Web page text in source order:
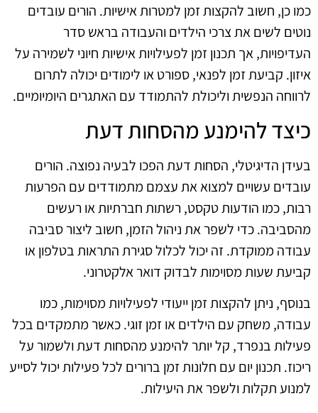
כמו כן, חשוב להקצות זמן למטרות אישיות. הורים עובדים
נוטים לשים את צרכי הילדים והעבודה בראש סדר
העדיפויות, אך תכנון זמן לפעילויות אישיות חיוני לשמירה על
איזון. קביעת זמן לפנאי, ספורט או לימודים יכולה לתרום
לרווחה הנפשית וליכולת להתמודד עם האתגרים היומיומיים.
כיצד להימנע מהסחות דעת
בעידן הדיגיטלי, הסחות דעת הפכו לבעיה נפוצה. הורים
עובדים עשויים למצוא את עצמם מתמודדים עם הפרעות
רבות, כמו הודעות טקסט, רשתות חברתיות או רעשים
מהסביבה. כדי לשפר את ניהול הזמן, חשוב ליצור סביבה
עבודה ממוקדת. זה יכול לכלול סגירת התראות בטלפון או
קביעת שעות מסוימות לבדוק דואר אלקטרוני.
בנוסף, ניתן להקצות זמן ייעודי לפעילויות מסוימות, כמו
עבודה, משחק עם הילדים או זמן זוגי. כאשר מתמקדים בכל
פעילות בנפרד, קל יותר להימנע מהסחות דעת ולשמור על
ריכוז. תכנון יום עם חלונות זמן ברורים לכל פעילות יכול לסייע
למנוע תקלות ולשפר את היעילות.